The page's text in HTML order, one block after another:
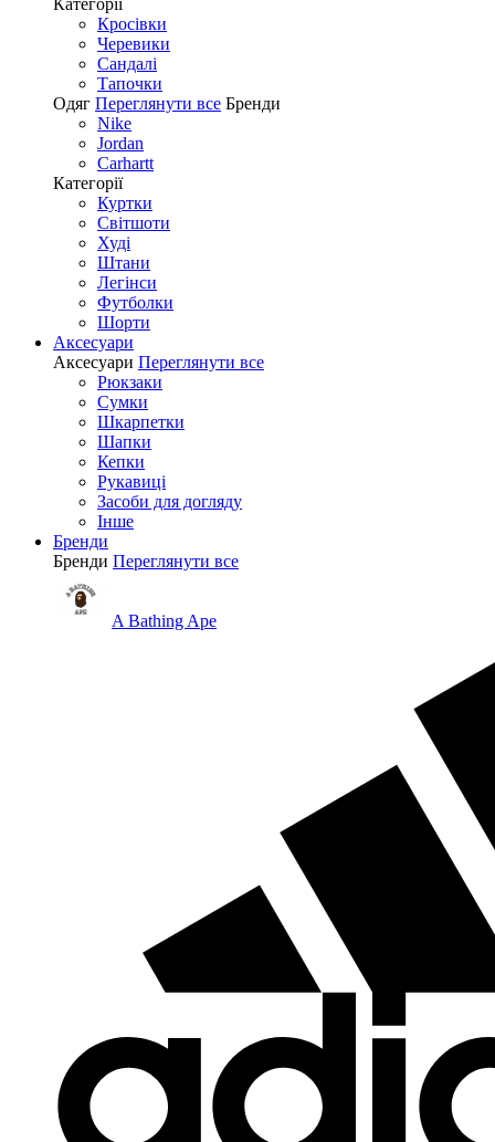
Категорії
Кросівки
Черевики
Сандалі
Tапочки
Одяг Переглянути все Бренди
Nike
Jordan
Carhartt
Категорії
Куртки
Світшоти
Худі
Штани
Легінси
Футболки
Шорти
Аксесуари
Аксесуари Переглянути все
Рюкзаки
Сумки
Шкарпетки
Шапки
Кепки
Рукавиці
Засоби для догляду
Інше
Бренди
Бренди Переглянути все
A Bathing Ape